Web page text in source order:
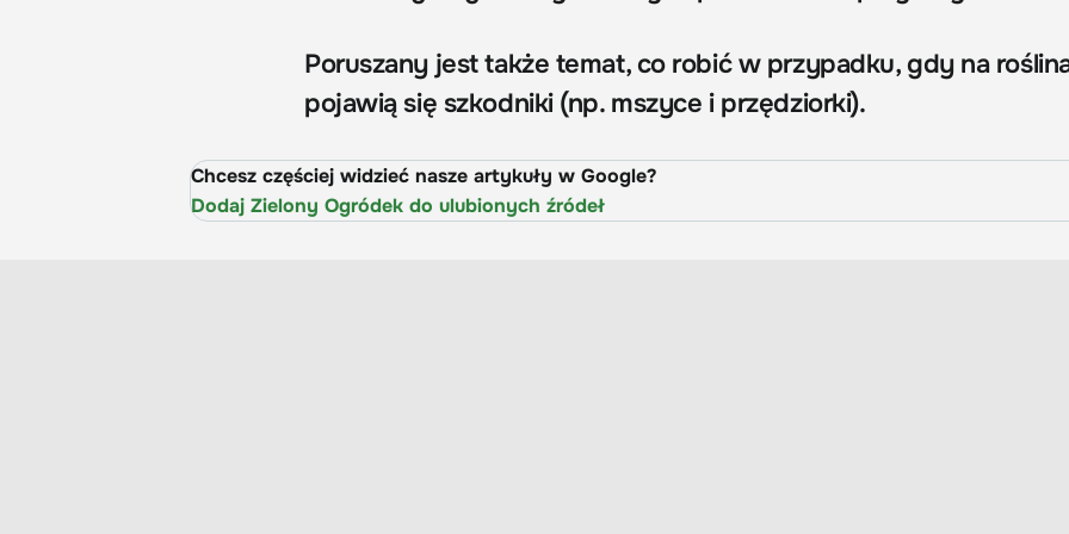
Poruszany jest także temat, co robić w przypadku, gdy na
pojawią się szkodniki (np. mszyce i przędziorki).
Chcesz częściej widzieć nasze artykuły w Google?
Dodaj Zielony Ogródek do ulubionych źródeł